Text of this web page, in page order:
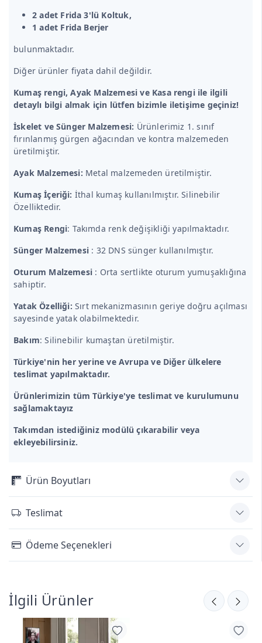
2 adet Frida 3'lü Koltuk,
1 adet Frida Berjer
bulunmaktadır.
Diğer ürünler fiyata dahil değildir.
Kumaş rengi, Ayak Malzemesi ve Kasa rengi ile ilgili
detaylı bilgi almak için lütfen bizimle iletişime geçiniz!
İskelet ve Sünger Malzemesi: Ürünlerimiz 1. sınıf
fırınlanmış gürgen ağacından ve kontra malzemeden
üretilmiştir.
Ayak Malzemesi: Metal malzemeden üretilmiştir.
Kumaş İçeriği: İthal kumaş kullanılmıştır. Silinebilir
Özelliktedir.
Kumaş Rengi: Takımda renk değişikliği yapılmaktadır.
Sünger Malzemesi : 32 DNS sünger kullanılmıştır.
Oturum Malzemesi : Orta sertlikte oturum yumuşaklığına
sahiptir.
Yatak Özelliği:Sırt mekanizmasının geriye doğru açılması
sayesinde yatak olabilmektedir.
Bakım: Silinebilir kumaştan üretilmiştir.
Türkiye'nin her yerine ve Avrupa ve Diğer ülkelere
teslimat yapılmaktadır.
Ürünlerimizin tüm Türkiye'ye teslimat ve kurulumunu
sağlamaktayız
Takımdan istediğiniz modülü çıkarabilir veya
ekleyebilirsiniz.
Ürün Boyutları
Teslimat
Ödeme Seçenekleri
İlgili Ürünler